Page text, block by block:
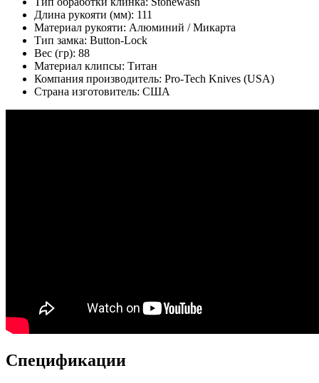
Длина рукояти (мм): 111
Материал рукояти: Алюминий / Микарта
Тип замка: Button-Lock
Вес (гр): 88
Материал клипсы: Титан
Компания производитель: Pro-Tech Knives (USA)
Страна изготовитель: США
Спецификации